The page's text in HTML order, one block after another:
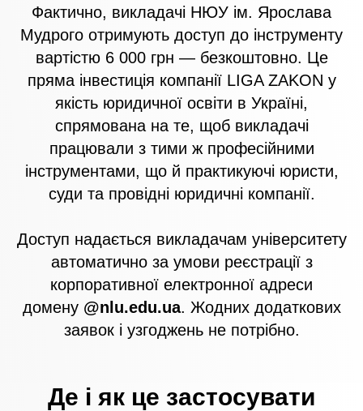
Фактично, викладачі НЮУ ім. Ярослава
Мудрого отримують доступ до інструменту
вартістю 6 000 грн — безкоштовно. Це
пряма інвестиція компанії LIGA ZAKON у
якість юридичної освіти в Україні,
спрямована на те, щоб викладачі
працювали з тими ж професійними
інструментами, що й практикуючі юристи,
суди та провідні юридичні компанії.
Доступ надається викладачам університету
автоматично за умови реєстрації з
корпоративної електронної адреси
домену @nlu.edu.ua. Жодних додаткових
заявок і узгоджень не потрібно.
Де і як це застосувати